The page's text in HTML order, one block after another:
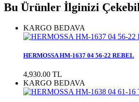
Bu Ürünler İlginizi
KARGO BEDAVA
HERMOSSA HM-1637 04 56-22 REBEL
4,930.00 TL
KARGO BEDAVA